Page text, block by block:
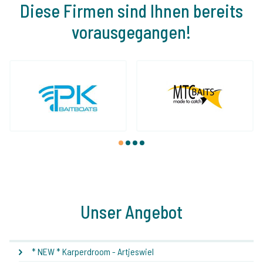
Diese Firmen sind Ihnen bereits
vorausgegangen!
1 2 3 4
Unser Angebot
* NEW * Karperdroom - Artjeswiel